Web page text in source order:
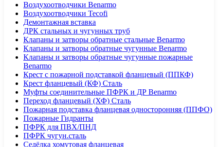
Воздухоотводчики Benarmo
Воздухоотводчики Tecofi
Демонтажная вставка
ДРК стальных и чугунных труб
Клапаны и затворы обратные стальные Benarmo
Клапаны и затворы обратные чугунные Benarmo
Клапаны и затворы обратные чугунные пожарные
Benarmo
Крест с пожарной подставкой фланцевый (ППКФ)
Крест фланцевый (КФ) Сталь
Муфты соединительные ПФРК и ДР Benarmo
Переход фланцевый (ХФ) Сталь
Пожарная подставка фланцевая односторонняя (ППФО)
Пожарные Гидранты
ПФРК для ПВХ/ПНД
ПФРК чугун.сталь
Седёлка хомутовая фланцевая